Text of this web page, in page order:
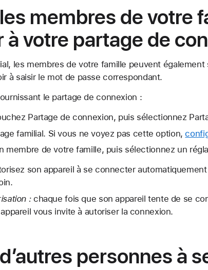
membres de votre
votre partage de
les membres de votre famille peuvent
à saisir le mot de passe correspondant.
le partage de connexion :
Partage de connexion, puis sélectionnez
familial. Si vous ne voyez pas cette option,
membre de votre famille, puis sélectionnez un
son appareil à se connecter
:chaque fois que son appareil tente de se
vous invite à autoriser la connexion.
personnes à